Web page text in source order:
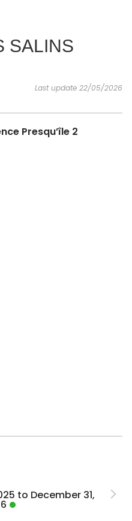
AGENDA
SALINS
Last update 22/05/2026
Presqu’île 2
to December 31,